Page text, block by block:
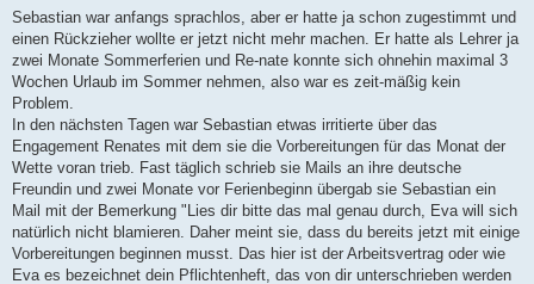
Sebastian war anfangs sprachlos, aber er hatte ja schon zugestimmt und
einen Rückzieher wollte er jetzt nicht mehr machen. Er hatte als Lehrer ja
zwei Monate Sommerferien und Re-nate konnte sich ohnehin maximal 3
Wochen Urlaub im Sommer nehmen, also war es zeit-mäßig kein
Problem.
In den nächsten Tagen war Sebastian etwas irritierte über das
Engagement Renates mit dem sie die Vorbereitungen für das Monat der
Wette voran trieb. Fast täglich schrieb sie Mails an ihre deutsche
Freundin und zwei Monate vor Ferienbeginn übergab sie Sebastian ein
Mail mit der Bemerkung "Lies dir bitte das mal genau durch, Eva will sich
natürlich nicht blamieren. Daher meint sie, dass du bereits jetzt mit einige
Vorbereitungen beginnen musst. Das hier ist der Arbeitsvertrag oder wie
Eva es bezeichnet dein Pflichtenheft, das von dir unterschrieben werden